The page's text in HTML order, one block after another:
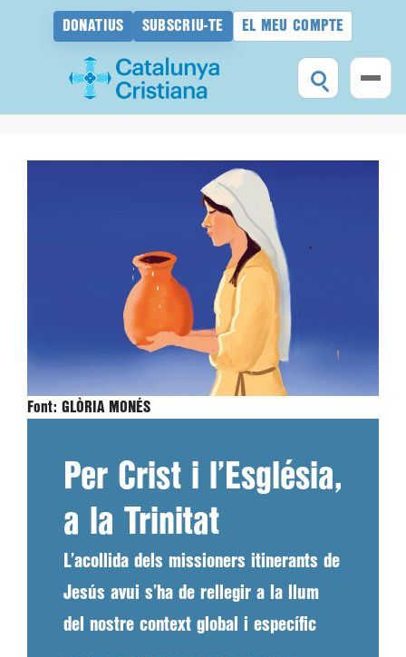
DONATIUS SUBSCRIU-TE EL MEU COMPTE
Font: GLÒRIA MONÉS
Per Crist i l’Església,
a la Trinitat
L’acollida dels missioners itinerants de
Jesús avui s’ha de rellegir a la llum
del nostre context global i específic